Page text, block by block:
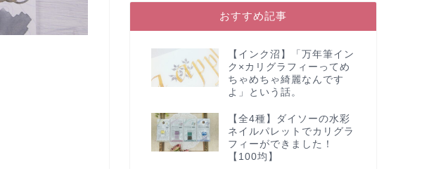
おすすめ記事
【インク沼】「万年筆イン
ク×カリグラフィーってめ
ちゃめちゃ綺麗なんです
よ」という話。
【全4種】ダイソーの水彩
ネイルパレットでカリグラ
フィーができました！
【100均】